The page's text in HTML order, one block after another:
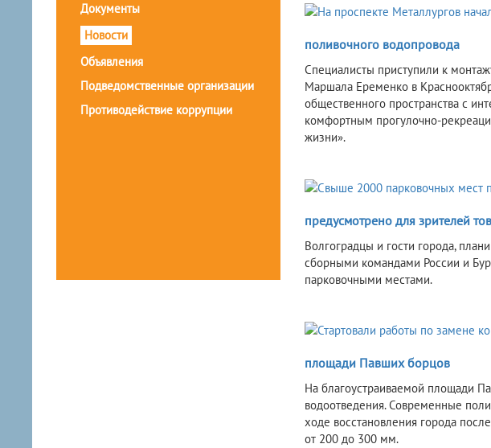
Документы
Новости
Объявления
Подведомственные организации
Противодействие коррупции
поливочного водопровода
Специалисты приступили к
Маршала Еременко в
общественного пространства с
комфортным прогулочно-
жизни».
предусмотрено для зрителей
Волгоградцы и гости города,
сборными командами России и
парковочными местами.
площади Павших борцов
На благоустраиваемой площади
водоотведения. Современные
ходе восстановления города
от 200 до 300 мм.